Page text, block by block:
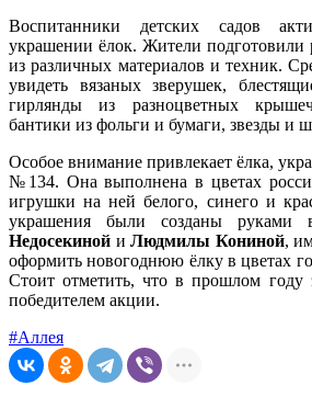
Воспитанники детских садов
украшении ёлок. Жители подготовили
из различных материалов и техник.
увидеть вязаных зверушек,
гирлянды из разноцветных
бантики из фольги и бумаги, звезды и
Особое внимание привлекает ёлка,
№134. Она выполнена в цветах
игрушки на ней белого, синего и
украшения были созданы руками
Недосекиной и Людмилы Кониной,
оформить новогоднюю ёлку в цветах
Стоит отметить, что в прошлом году
победителем акции.
#Аллея